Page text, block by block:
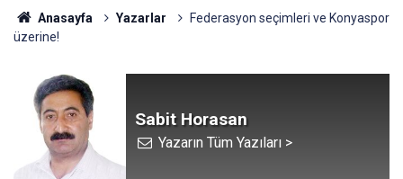
Anasayfa Yazarlar
Federasyon seçimleri ve Konyaspor
üzerine!
Sabit Horasan
Yazarın Tüm Yazıları >